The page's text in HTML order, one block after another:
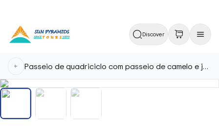
Discover
Passeio de quadriciclo com passeio de camelo e jantar beduíno 4 em um